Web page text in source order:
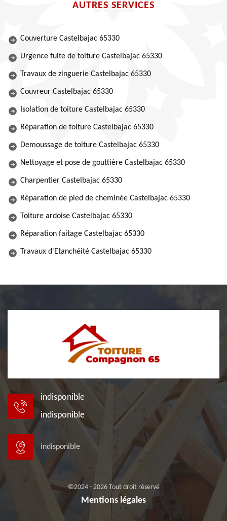
AUTRES SERVICES
Couverture Castelbajac 65330
Urgence fuite de toiture Castelbajac 65330
Travaux de zinguerie Castelbajac 65330
Couvreur Castelbajac 65330
Isolation de toiture Castelbajac 65330
Réparation de toiture Castelbajac 65330
Demoussage de toiture Castelbajac 65330
Nettoyage et pose de gouttière Castelbajac 65330
Charpentier Castelbajac 65330
Réparation de pied de cheminée Castelbajac 65330
Toiture ardoise Castelbajac 65330
Réparation faitage Castelbajac 65330
Travaux d'Etanchéité Castelbajac 65330
indisponible
indisponible
indisponible
©2024 - 2026 Tout droit réservé
Mentions légales